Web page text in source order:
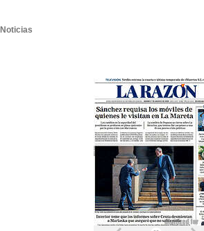
Noticias